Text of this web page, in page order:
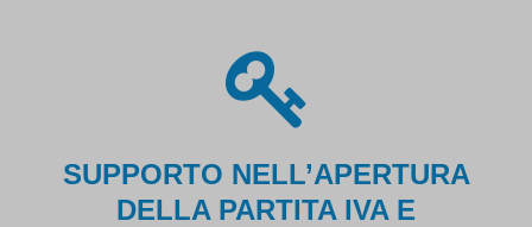
SUPPORTO NELL’APERTURA
DELLA PARTITA IVA E